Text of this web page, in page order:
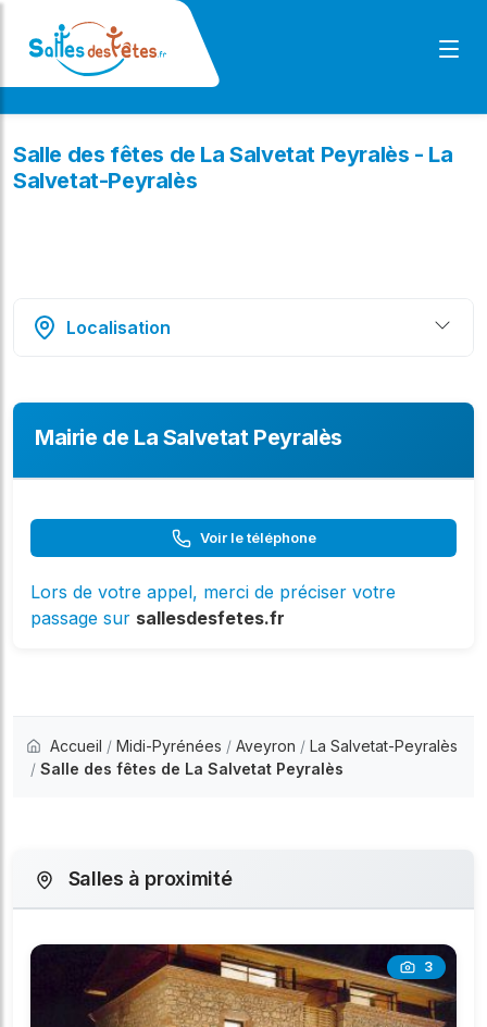
Salle des fêtes de La Salvetat Peyralès - La
Salvetat-Peyralès
Localisation
Mairie de La Salvetat Peyralès
Voir le téléphone
Lors de votre appel, merci de préciser votre
passage sur sallesdesfetes.fr
Accueil / Midi-Pyrénées / Aveyron / La Salvetat-Peyralès
/ Salle des fêtes de La Salvetat Peyralès
Salles à proximité
3